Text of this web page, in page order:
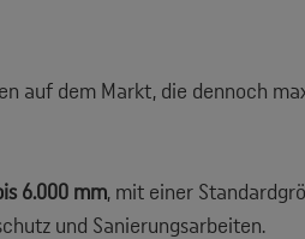
auf dem Markt, die dennoch
6.000 mm, mit einer
und Sanierungsarbeiten.